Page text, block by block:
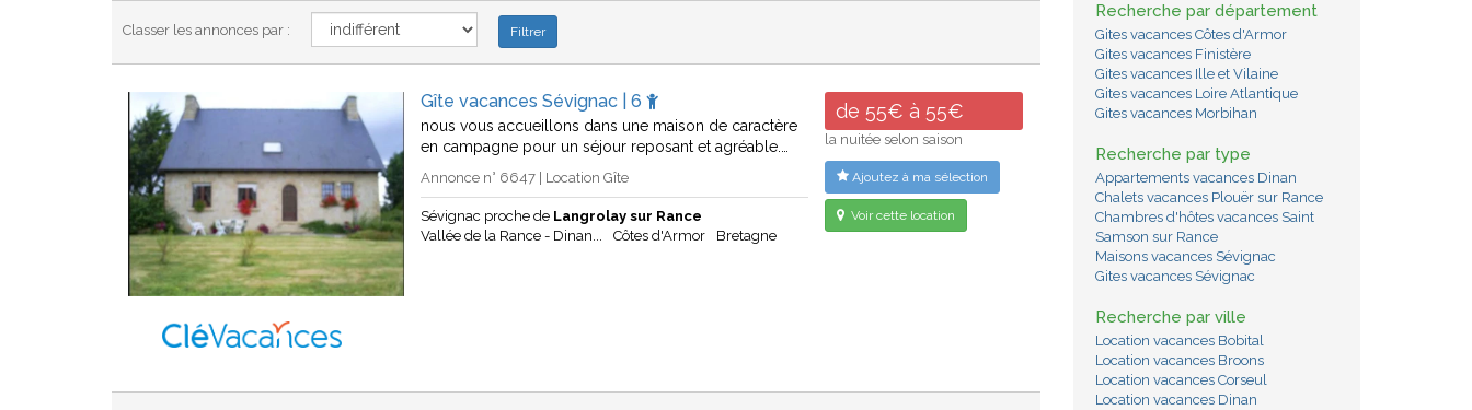
Classer les annonces par :
Gîte vacances Sévignac | 6
nous vous accueillons dans une maison de caractère
en campagne pour un séjour reposant et agréable.…
Annonce n° 6647 | Location Gîte
Sévignac proche de Langrolay sur Rance
Vallée de la Rance - Dinan...
Côtes d'Armor Bretagne
de 55€ à 55€
la nuitée selon saison
Ajoutez à ma sélection
Voir cette location
Recherche par département
Gites vacances Côtes d'Armor
Gites vacances Finistère
Gites vacances Ille et Vilaine
Gites vacances Loire Atlantique
Gites vacances Morbihan
Recherche par type
Appartements vacances Dinan
Chalets vacances Plouër sur Rance
Chambres d'hôtes vacances Saint
Samson sur Rance
Maisons vacances Sévignac
Gites vacances Sévignac
Recherche par ville
Location vacances Bobital
Location vacances Broons
Location vacances Corseul
Location vacances Dinan